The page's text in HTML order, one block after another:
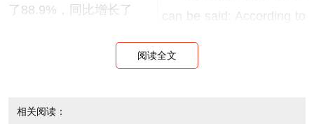
了88.9%，同比增长了
2011年发货量为6,250万
5,350万部。
can be said: According to
IDC ...
阅读全文
相关阅读：